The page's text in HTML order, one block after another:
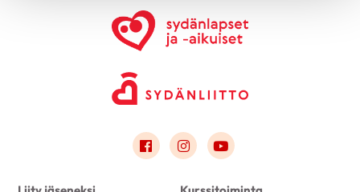
Link to facebook
Link to instagram
Link to youtube